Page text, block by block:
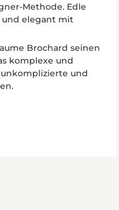
Methode. Edle
und elegant mit
Brochard seinen
komplexe und
und